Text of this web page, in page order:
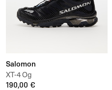
Salomon
XT-4 Og
190,00 €